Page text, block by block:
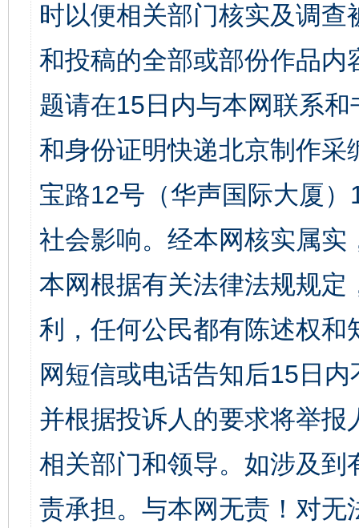
时以便相关部门核实及调
和投稿的全部或部份作品
题请在15日内与本网联系
和身份证明快递北京制作
宝路12号（华声国际大厦
社会影响。经本网核实属
本网根据有关法律法规规
利，任何公民都有陈述权
网短信或电话告知后15日
并根据投诉人的要求将举
相关部门和领导。如涉及
责承担。与本网无责！对